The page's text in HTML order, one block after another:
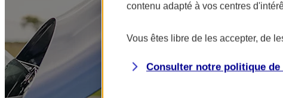
contenu adapté à vos centres
Vous êtes libre de les accepter, de
Consulter notre politique de